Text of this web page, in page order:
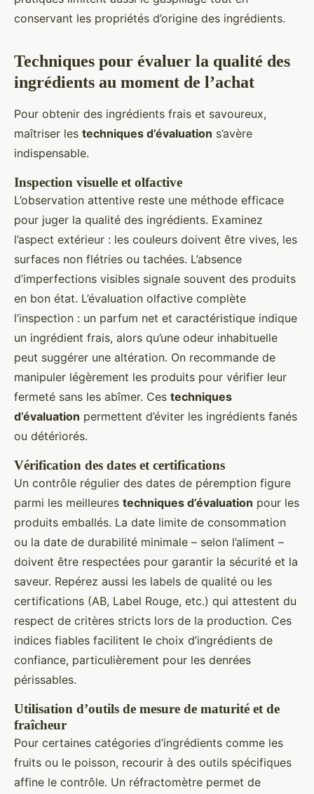
conservant les propriétés d’origine des ingrédients.
Techniques pour évaluer la qualité des
ingrédients au moment de l’achat
Pour obtenir des ingrédients frais et savoureux,
maîtriser les techniques d’évaluation s’avère
indispensable.
Inspection visuelle et olfactive
L’observation attentive reste une méthode efficace
pour juger la qualité des ingrédients. Examinez
l’aspect extérieur : les couleurs doivent être vives, les
surfaces non flétries ou tachées. L’absence
d’imperfections visibles signale souvent des produits
en bon état. L’évaluation olfactive complète
l’inspection : un parfum net et caractéristique indique
un ingrédient frais, alors qu’une odeur inhabituelle
peut suggérer une altération. On recommande de
manipuler légèrement les produits pour vérifier leur
fermeté sans les abîmer. Ces techniques
d’évaluation permettent d’éviter les ingrédients fanés
ou détériorés.
Vérification des dates et certifications
Un contrôle régulier des dates de péremption figure
parmi les meilleures techniques d’évaluation pour les
produits emballés. La date limite de consommation
ou la date de durabilité minimale – selon l’aliment –
doivent être respectées pour garantir la sécurité et la
saveur. Repérez aussi les labels de qualité ou les
certifications (AB, Label Rouge, etc.) qui attestent du
respect de critères stricts lors de la production. Ces
indices fiables facilitent le choix d’ingrédients de
confiance, particulièrement pour les denrées
périssables.
Utilisation d’outils de mesure de maturité et de
fraîcheur
Pour certaines catégories d’ingrédients comme les
fruits ou le poisson, recourir à des outils spécifiques
affine le contrôle. Un réfractomètre permet de